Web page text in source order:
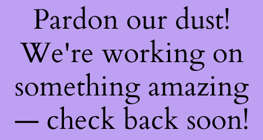
Pardon our dust!
We're working on
something amazing
— check back soon!